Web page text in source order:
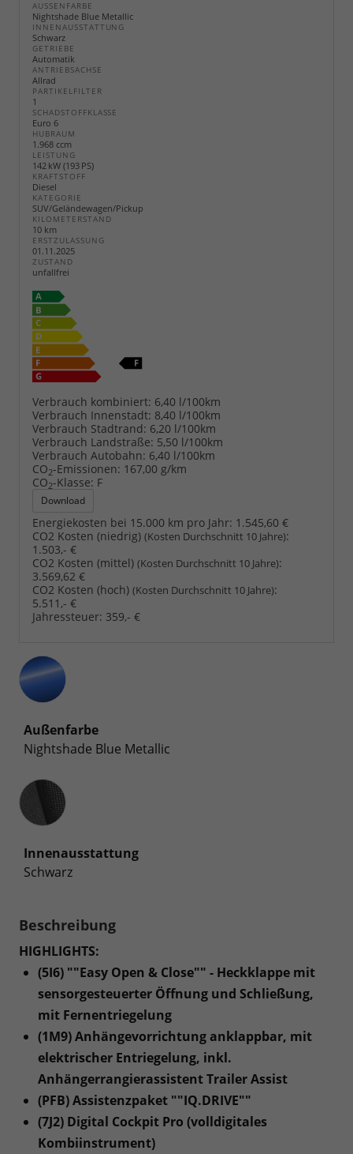
AUSSENFARBE
Nightshade Blue Metallic
INNENAUSSTATTUNG
Schwarz
GETRIEBE
Automatik
ANTRIEBSACHSE
Allrad
PARTIKELFILTER
1
SCHADSTOFFKLASSE
Euro 6
HUBRAUM
1.968 ccm
LEISTUNG
142 kW (193 PS)
KRAFTSTOFF
Diesel
KATEGORIE
SUV/Geländewagen/Pickup
KILOMETERSTAND
10 km
ERSTZULASSUNG
01.11.2025
ZUSTAND
unfallfrei
Verbrauch kombiniert: 6,40 l/100km
Verbrauch Innenstadt: 8,40 l/100km
Verbrauch Stadtrand: 6,20 l/100km
Verbrauch Landstraße: 5,50 l/100km
Verbrauch Autobahn: 6,40 l/100km
CO2-Emissionen: 167,00 g/km
CO2-Klasse: F
Download
Energiekosten bei 15.000 km pro Jahr: 1.545,60 €
CO2 Kosten (niedrig) (Kosten Durchschnitt 10 Jahre):
1.503,- €
CO2 Kosten (mittel) (Kosten Durchschnitt 10 Jahre):
3.569,62 €
CO2 Kosten (hoch) (Kosten Durchschnitt 10 Jahre):
5.511,- €
Jahressteuer: 359,- €
Außenfarbe
Nightshade Blue Metallic
Innenausstattung
Innenausstattung
Schwarz
Beschreibung
HIGHLIGHTS:
(5I6) ""Easy Open & Close"" - Heckklappe mit
sensorgesteuerter Öffnung und Schließung,
mit Fernentriegelung
(1M9) Anhängevorrichtung anklappbar, mit
elektrischer Entriegelung, inkl.
Anhängerrangierassistent Trailer Assist
(PFB) Assistenzpaket ""IQ.DRIVE""
(7J2) Digital Cockpit Pro (volldigitales
Kombiinstrument)